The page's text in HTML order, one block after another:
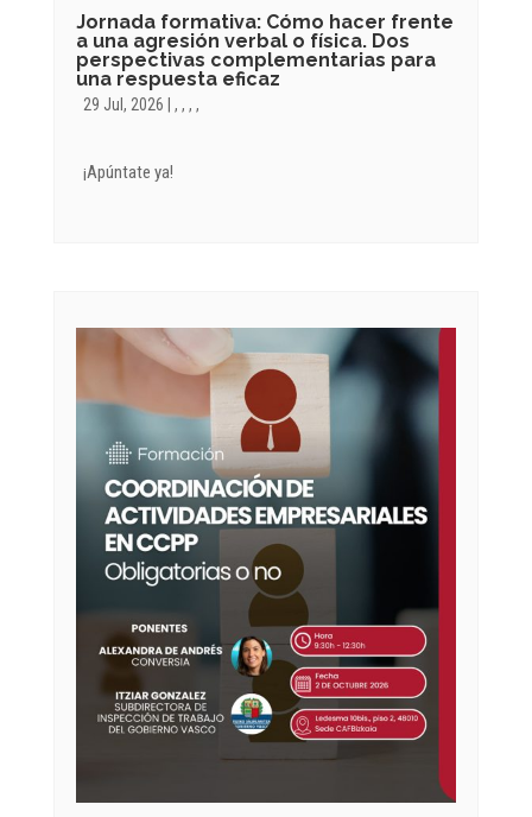
Jornada formativa: Cómo hacer frente
a una agresión verbal o física. Dos
perspectivas complementarias para
una respuesta eficaz
29 Jul, 2026 |,,,,
¡Apúntate ya!